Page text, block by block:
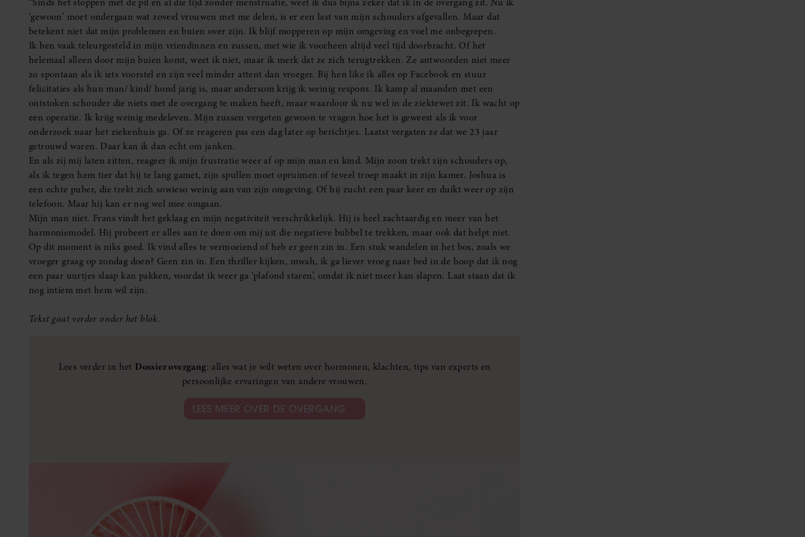
‘gewoon’ moet ondergaan wat zoveel vrouwen met me delen, is er een last van mijn schouders afgevallen. Maar dat
betekent niet dat mijn problemen en buien over zijn. Ik blijf mopperen op mijn omgeving en voel me onbegrepen.
Ik ben vaak teleurgesteld in mijn vriendinnen en zussen, met wie ik voorheen altijd veel tijd doorbracht. Of het
helemaal alleen door mijn buien komt, weet ik niet, maar ik merk dat ze zich terugtrekken. Ze antwoorden niet meer
zo spontaan als ik iets voorstel en zijn veel minder attent dan vroeger. Bij hen like ik alles op Facebook en stuur
felicitaties als hun man/ kind/ hond jarig is, maar andersom krijg ik weinig respons. Ik kamp al maanden met een
ontstoken schouder die niets met de overgang te maken heeft, maar waardoor ik nu wel in de ziektewet zit. Ik wacht op
een operatie. Ik krijg weinig medeleven. Mijn zussen vergeten gewoon te vragen hoe het is geweest als ik voor
onderzoek naar het ziekenhuis ga. Of ze reageren pas een dag later op berichtjes. Laatst vergaten ze dat we 23 jaar
getrouwd waren. Daar kan ik dan echt om janken.
En als zij mij laten zitten, reageer ik mijn frustratie weer af op mijn man en kind. Mijn zoon trekt zijn schouders op,
als ik tegen hem tier dat hij te lang gamet, zijn spullen moet opruimen of teveel troep maakt in zijn kamer. Joshua is
een echte puber, die trekt zich sowieso weinig aan van zijn omgeving. Of hij zucht een paar keer en duikt weer op zijn
telefoon. Maar hij kan er nog wel mee omgaan.
Mijn man niet. Frans vindt het geklaag en mijn negativiteit verschrikkelijk. Hij is heel zachtaardig en meer van het
harmoniemodel. Hij probeert er alles aan te doen om mij uit die negatieve bubbel te trekken, maar ook dat helpt niet.
Op dit moment is niks goed. Ik vind alles te vermoeiend of heb er geen zin in. Een stuk wandelen in het bos, zoals we
vroeger graag op zondag doen? Geen zin in. Een thriller kijken, mwah, ik ga liever vroeg naar bed in de hoop dat ik nog
een paar uurtjes slaap kan pakken, voordat ik weer ga ‘plafond staren’, omdat ik niet meer kan slapen. Laat staan dat ik
nog intiem met hem wil zijn.
Tekst gaat verder onder het blok.
Lees verder in het Dossier overgang: alles wat je wilt weten over hormonen, klachten, tips van experts en
persoonlijke ervaringen van andere vrouwen.
LEES MEER OVER DE OVERGANG